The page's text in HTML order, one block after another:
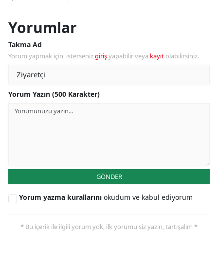
Yorumlar
Takma Ad
Yorum yapmak için, istersenizgirişyapabilir veya kayıt olabilirsiniz.
Yorum Yazın (500 Karakter)
GÖNDER
Yorum yazma kurallarını okudum ve kabul ediyorum
* Bu içerik ile ilgili yorum yok, ilk yorumu siz yazın, tartışalım *